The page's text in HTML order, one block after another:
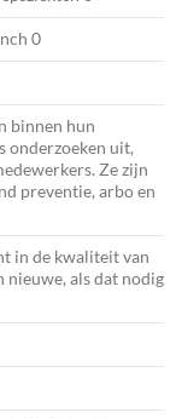
0
binnen hun
onderzoeken uit,
Ze zijn
preventie, arbo en
in de kwaliteit van
nieuwe, als dat nodig